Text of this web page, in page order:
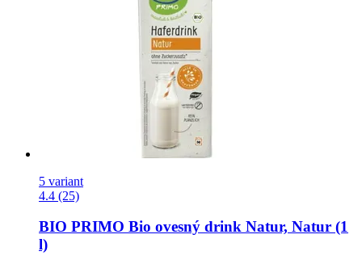
5 variant
4.4 (25)
BIO PRIMO Bio ovesný drink Natur, Natur (1
l)